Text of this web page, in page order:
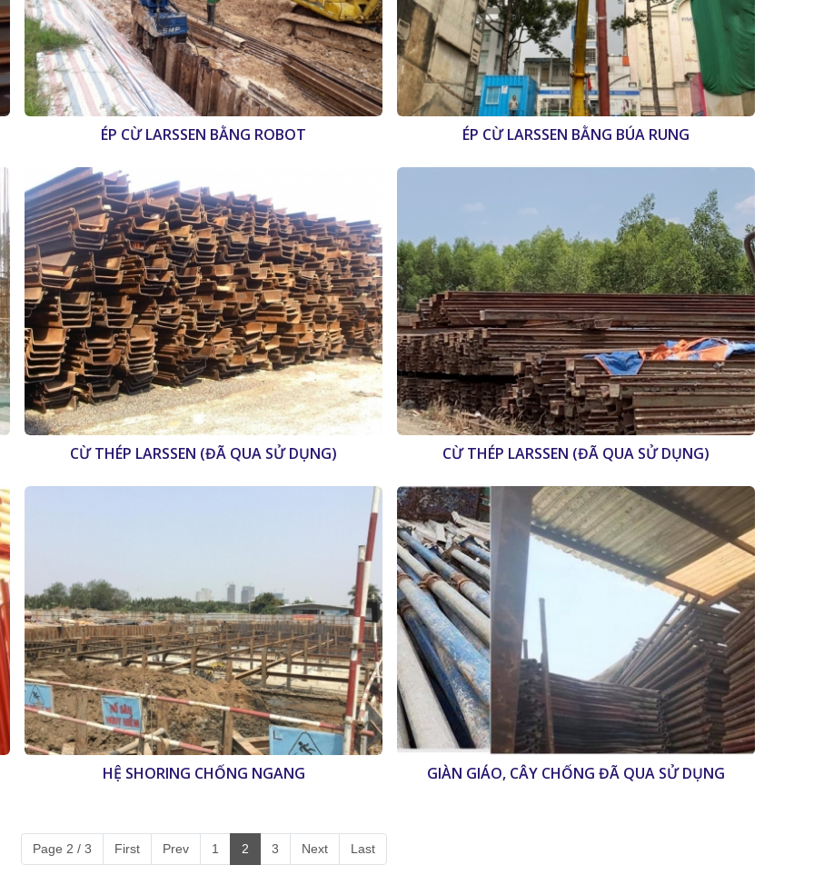
ÉP CỪ LARSSEN BẰNG ROBOT ÉP CỪ LARSSEN BẰNG BÚA RUNG
CỪ THÉP LARSSEN (ĐÃ QUA SỬ DỤNG) CỪ THÉP LARSSEN (ĐÃ QUA SỬ DỤNG)
HỆ SHORING CHỐNG NGANG GIÀN GIÁO, CÂY CHỐNG ĐÃ QUA SỬ DỤNG
Page 2 / 3 First Prev 1 2 3 Next Last